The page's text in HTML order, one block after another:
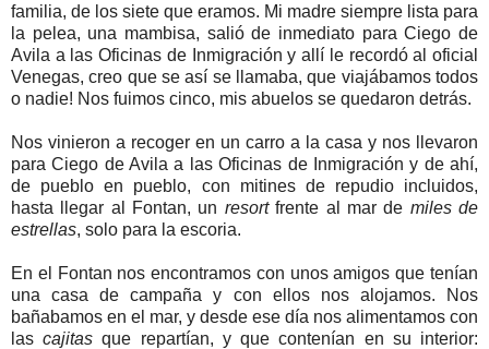
familia, de los siete que eramos. Mi madre siempre lista para
la pelea, una mambisa, salió de inmediato para Ciego de
Avila a las Oficinas de Inmigración y allí le recordó al oficial
Venegas, creo que se así se llamaba, que viajábamos todos
o nadie! Nos fuimos cinco, mis abuelos se quedaron detrás.
Nos vinieron a recoger en un carro a la casa y nos llevaron
para Ciego de Avila a las Oficinas de Inmigración y de ahí,
de pueblo en pueblo, con mitines de repudio incluidos,
hasta llegar al Fontan, un resortfrente al mar de miles de
estrellas, solo para la escoria.
En el Fontan nos encontramos con unos amigos que tenían
una casa de campaña y con ellos nos alojamos. Nos
bañabamos en el mar, y desde ese día nos alimentamos con
lascajitas que repartían, y que contenían en su interior: